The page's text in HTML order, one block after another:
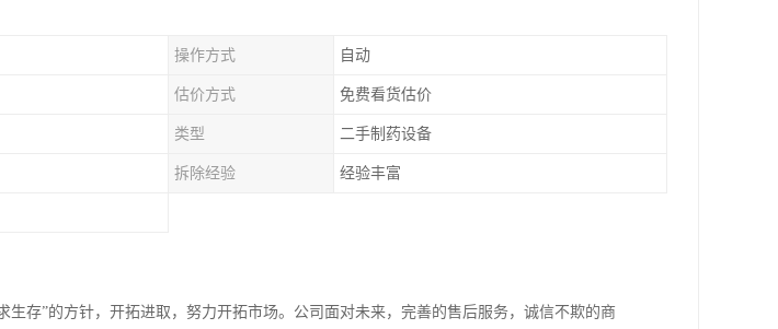
操作方式 自动
估价方式 免费看货估价
类型 二手制药设备
拆除经验 经验丰富
生存”的方针，开拓进取，努力开拓市场。公司面对未来，完善的售后服务，诚信不欺的商